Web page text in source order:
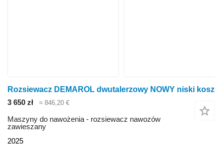
Rozsiewacz DEMAROL dwutalerzowy NOWY niski kosz
3 650 zł
≈ 846,20 €
Maszyny do nawożenia - rozsiewacz nawozów
zawieszany
2025